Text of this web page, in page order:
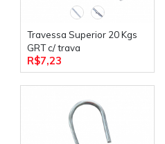
Travessa Superior 20 Kgs
GRT c/ trava
R$7,23